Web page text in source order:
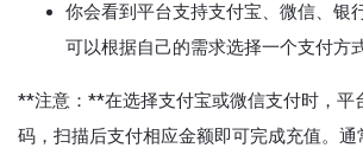
你会看到平台支持支付宝、微信、银
可以根据自己的需求选择一个支付方式
**注意：**在选择支付宝或微信支付时，平
码，扫描后支付相应金额即可完成充值。通